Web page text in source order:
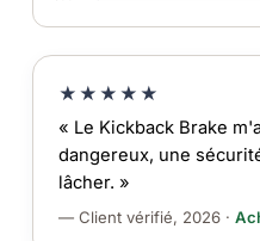
★★★★★
« Le Kickback Brake
dangereux, une
lâcher. »
— Client vérifié, 2026 ·